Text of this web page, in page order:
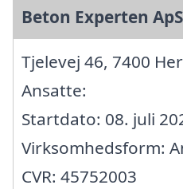
Beton Experten ApS
Tjelevej 46, 7400
Ansatte:
Startdato: 08. juli
Virksomhedsform:
CVR: 45752003